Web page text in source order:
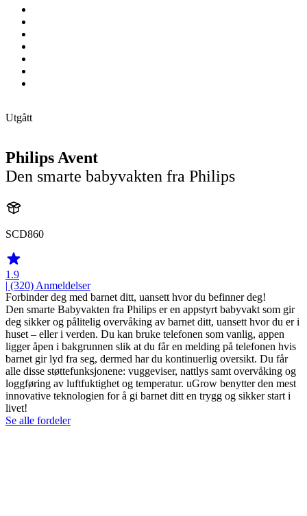
Utgått
Philips Avent
Den smarte babyvakten fra Philips
SCD860
1.9
| (320) Anmeldelser
Forbinder deg med barnet ditt, uansett hvor du befinner deg!
Den smarte Babyvakten fra Philips er en appstyrt babyvakt som gir
deg sikker og pålitelig overvåking av barnet ditt, uansett hvor du er i
huset – eller i verden. Du kan bruke telefonen som vanlig, appen
ligger åpen i bakgrunnen slik at du får en melding på telefonen hvis
barnet gir lyd fra seg, dermed har du kontinuerlig oversikt. Du får
alle disse støttefunksjonene: vuggeviser, nattlys samt overvåking og
loggføring av luftfuktighet og temperatur. uGrow benytter den mest
innovative teknologien for å gi barnet ditt en trygg og sikker start i
livet!
Se alle fordeler